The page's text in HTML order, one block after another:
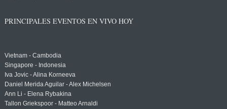
PRINCIPALES EVENTOS EN VIVO HOY
Vietnam - Cambodia
Singapore - Indonesia
Iva Jovic - Alina Korneeva
Daniel Merida Aguilar - Alex Michelsen
Ann Li - Elena Rybakina
Tallon Griekspoor - Matteo Arnaldi